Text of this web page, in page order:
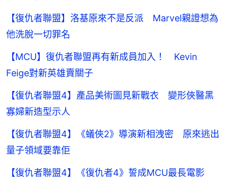
【復仇者聯盟】洛基原來不是反派 Marvel親證想為
他洗脫一切罪名
【MCU】復仇者聯盟再有新成員加入！ Kevin
Feige對新英雄賣關子
【復仇者聯盟4】產品美術圖見新戰衣 變形俠醫黑
寡婦新造型示人
【復仇者聯盟4】《蟻俠2》導演新相洩密 原來逃出
量子領域要靠佢
【復仇者聯盟4】《復仇者4》誓成MCU最長電影